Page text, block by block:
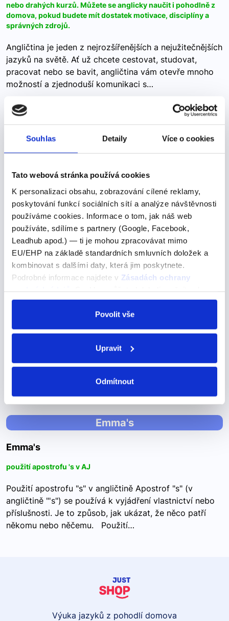
Souhlas Detaily Více o cookies
Tato webová stránka používá cookies
K personalizaci obsahu, zobrazování cílené reklamy,
poskytování funkcí sociálních sítí a analýze návštěvnosti
používáme cookies. Informace o tom, jak náš web
používáte, sdílíme s partnery (Google, Facebook,
Leadhub apod.) — ti je mohou zpracovávat mimo
EU/EHP na základě standardních smluvních doložek a
kombinovat s dalšími daty, která jim poskytnete.
Podrobné informace najdete v Zásadách ochrany
odvolat v nastavení cookies, případně se obrátit na
Povolit vše
Upravit
Odmítnout
nebo drahých kurzů. Můžete se anglicky naučit i pohodlně z
domova, pokud budete mít dostatek motivace, disciplíny a
správných zdrojů.
Angličtina je jeden z nejrozšířenějších a nejužitečnějších
jazyků na světě. Ať už chcete cestovat, studovat,
pracovat nebo se bavit, angličtina vám otevře mnoho
možností a zjednoduší komunikaci s…
According to
According to
Pojďme se podívat na správné řešení
According to many experts, the special way of
speaking on the island is disappearing.Podle mnoha
odborníků se zvláštní způsob mluvy na ostrově vytrácí.
63 A) for B) to C) — Tady moc věcí…
you weren't kidding
you weren't kidding
srandu nebo něco nebrat vážně. Když si s někým
bavíte, můžete použít "kidding" pro ujištění, že váš
komentář nebyl myšlen vážně. Například, "I'm…
Emma's
Emma's
použití apostrofu 's v AJ
Použití apostrofu "s" v angličtině Apostrof "s" (v
angličtině "'s") se používá k vyjádření vlastnictví nebo
příslušnosti. Je to způsob, jak ukázat, že něco patří
někomu nebo něčemu. Použití…
Výuka jazyků z pohodlí domova